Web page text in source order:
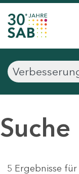
Suche
5 Ergebnisse für